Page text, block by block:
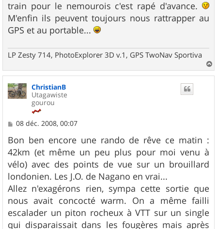
a
g
e
train pour le nemourois c'est rapé d'avance.
M'enfin ils peuvent toujours nous rattrapper au
GPS et au portable...
LP Zesty 714, PhotoExplorer 3D v.1, GPS TwoNav Sportiva
a
ChristianB
Utagawiste
gourou
M
s
s
a
g
e
08 déc. 2008, 00:07
Bon ben encore une rando de rêve ce matin :
42km (et même un peu plus pour moi venu à
vélo) avec des points de vue sur un brouillard
londonien. Les J.O. de Nagano en vrai...
Allez n'exagérons rien, sympa cette sortie que
nous avait concocté warm. On a même failli
escalader un piton rocheux à VTT sur un single
qui disparaissait dans les fougères mais après